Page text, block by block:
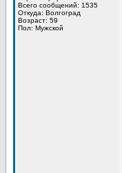
Всего сообщений: 1535
Откуда: Волгоград
Возраст: 59
Пол: Мужской